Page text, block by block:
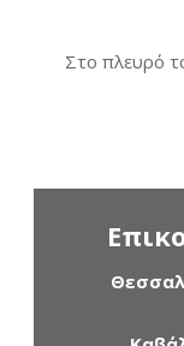
Στο πλευρό